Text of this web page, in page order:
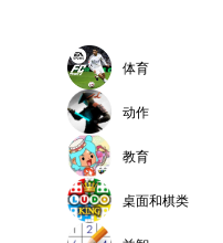
体育
动作
教育
桌面和棋类